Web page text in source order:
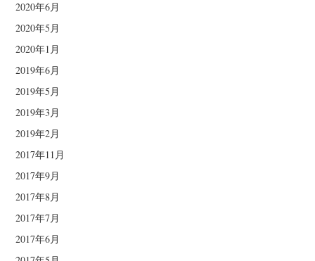
2020年6月
2020年5月
2020年1月
2019年6月
2019年5月
2019年3月
2019年2月
2017年11月
2017年9月
2017年8月
2017年7月
2017年6月